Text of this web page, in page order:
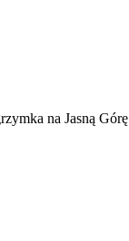
na Jasną